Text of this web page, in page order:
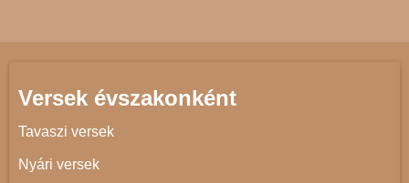
Versek évszakonként
Tavaszi versek
Nyári versek